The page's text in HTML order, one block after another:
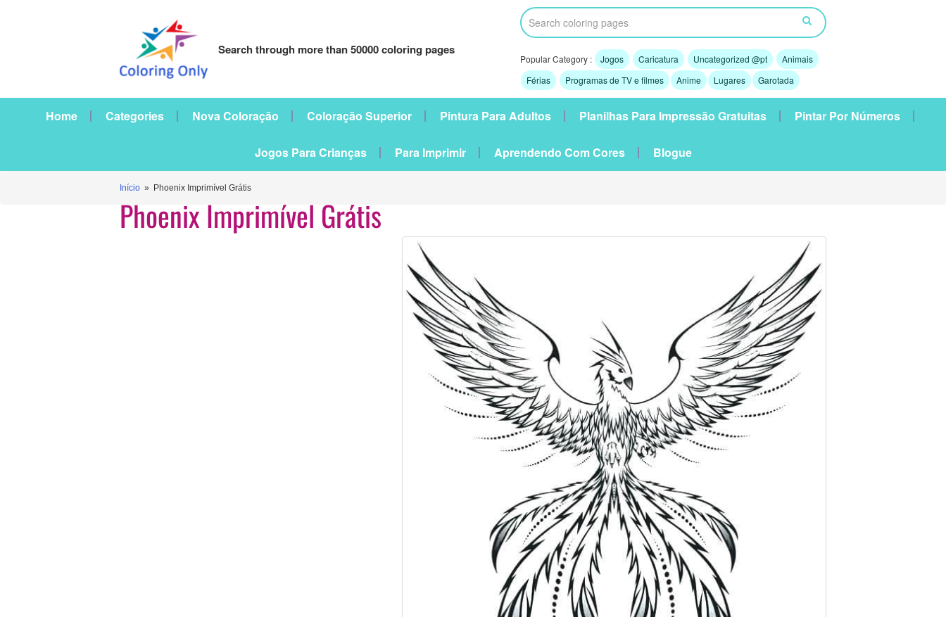
Search through more than 50000 coloring pages
Popular Category : Jogos Caricatura Uncategorized @pt
Animais
Férias
Programas de TV e filmes Anime Lugares Garotada
Home Categories Nova Coloração Coloração Superior Pintura Para Adultos Planilhas Para Impressão Gratuitas Pintar Por Números
Jogos Para Crianças Para Imprimir Aprendendo Com Cores Blogue
Início » Phoenix Imprimível Grátis
Phoenix Imprimível Grátis